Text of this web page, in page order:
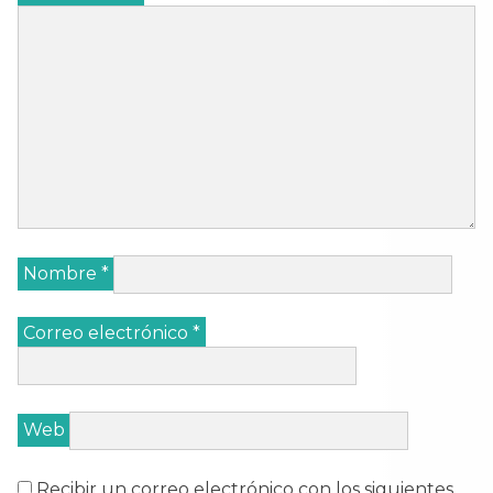
Nombre *
Correo electrónico *
Web